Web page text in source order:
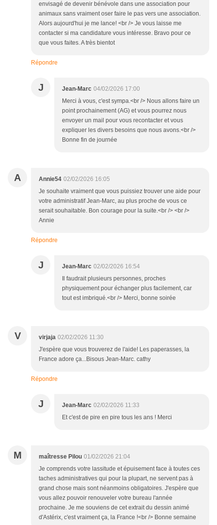
envisagé de devenir bénévole dans une association pour
animaux sans vraiment oser faire le pas vers une association.
Alors aujourd'hui je me lance! <br /> Je vous laisse me
contacter si ma candidature vous intéresse. Bravo pour ce
que vous faites. A très bientot
Répondre
J Jean-Marc 04/02/2026 17:00
Merci à vous, c'est sympa.<br /> Nous allons faire un
point prochainement (AG) et vous pourrez nous
envoyer un mail pour vous recontacter et vous
expliquer les divers besoins que nous avons.<br />
Bonne fin de journée
A Annie54 02/02/2026 16:05
Je souhaite vraiment que vous puissiez trouver une aide pour
votre administratif Jean-Marc, au plus proche de vous ce
serait souhaitable. Bon courage pour la suite.<br /> <br />
Annie
Répondre
J Jean-Marc 02/02/2026 16:54
Il faudrait plusieurs personnes, proches
physiquement pour échanger plus facilement, car
tout est imbriqué.<br /> Merci, bonne soirée
V virjaja 02/02/2026 11:30
J'espère que vous trouverez de l'aide! Les paperasses, la
France adore ça...Bisous Jean-Marc. cathy
Répondre
J Jean-Marc 02/02/2026 11:33
Et c'est de pire en pire tous les ans ! Merci
M maîtresse Pilou 01/02/2026 21:04
Je comprends votre lassitude et épuisement face à toutes ces
taches administratives qui pour la plupart, ne servent pas à
grand chose mais sont néanmoins obligatoires. J'espère que
vous allez pouvoir renouveler votre bureau l'année
prochaine. Je me souviens de cet extrait du dessin animé
d'Astérix, c'est vraiment ça, la France !<br /> Bonne semaine